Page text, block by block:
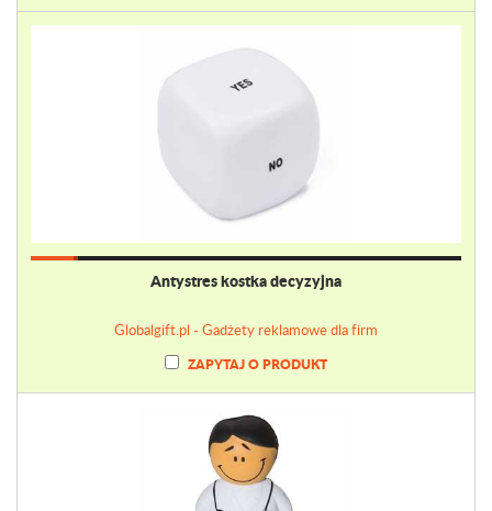
Antystres kostka decyzyjna
Globalgift.pl - Gadżety reklamowe dla firm
ZAPYTAJ O PRODUKT